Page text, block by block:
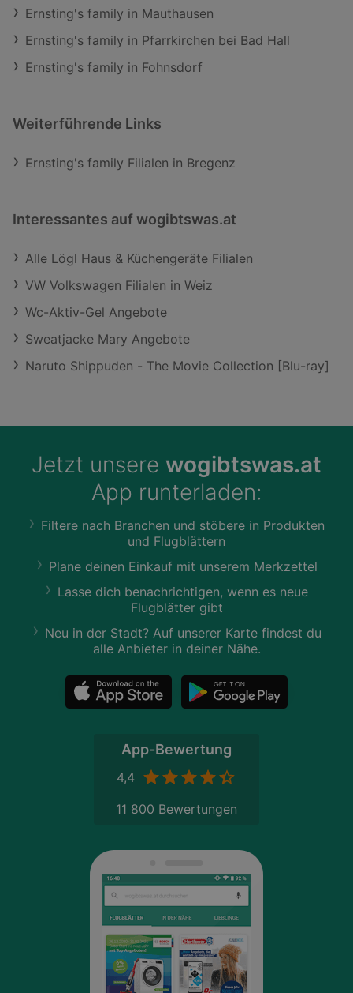
Ernsting's family in Mauthausen
Ernsting's family in Pfarrkirchen bei Bad Hall
Ernsting's family in Fohnsdorf
Weiterführende Links
Ernsting's family Filialen in Bregenz
Interessantes auf wogibtswas.at
Alle Lögl Haus & Küchengeräte Filialen
VW Volkswagen Filialen in Weiz
Wc-Aktiv-Gel Angebote
Sweatjacke Mary Angebote
Naruto Shippuden - The Movie Collection [Blu-ray]
Jetzt unsere wogibtswas.at
App runterladen:
Filtere nach Branchen und stöbere in Produkten
und Flugblättern
Plane deinen Einkauf mit unserem Merkzettel
Lasse dich benachrichtigen, wenn es neue
Flugblätter gibt
Neu in der Stadt? Auf unserer Karte findest du
alle Anbieter in deiner Nähe.
App-Bewertung
4,4
11 800 Bewertungen